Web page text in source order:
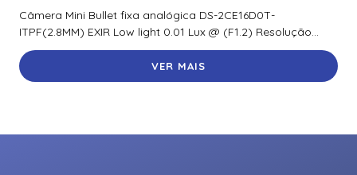
Câmera Mini Bullet fixa analógica DS-2CE16D0T-
ITPF(2.8MM) EXIR Low light 0.01 Lux @ (F1.2) Resolução...
VER MAIS